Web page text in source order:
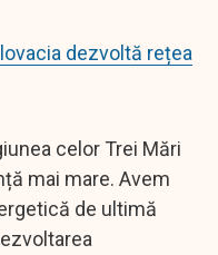
dezvoltă rețea
celor Trei Mări
mai mare. Avem
de ultimă